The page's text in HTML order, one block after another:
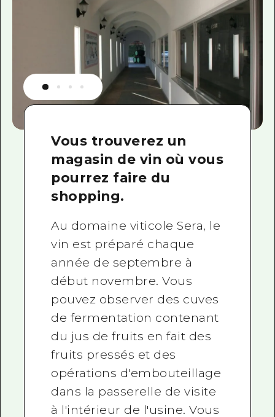
Vous trouverez un
magasin de vin où vous
pourrez faire du
shopping.
Au domaine viticole Sera, le
vin est préparé chaque
année de septembre à
début novembre. Vous
pouvez observer des cuves
de fermentation contenant
du jus de fruits en fait des
fruits pressés et des
opérations d'embouteillage
dans la passerelle de visite
à l'intérieur de l'usine. Vous